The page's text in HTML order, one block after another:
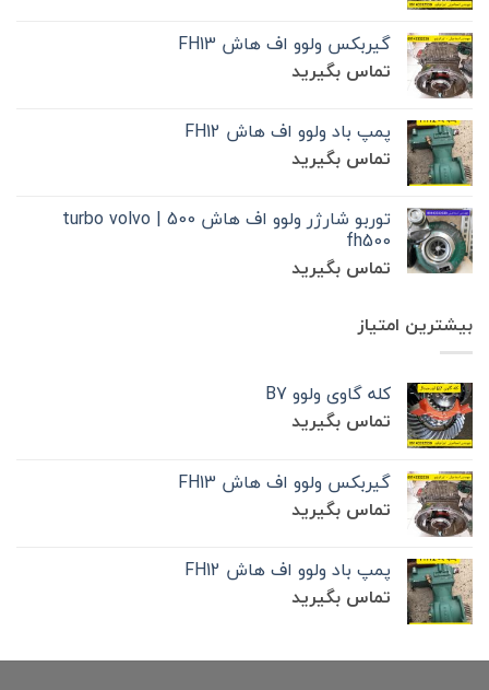
گیربکس ولوو اف هاش FH13
تماس بگیرید
پمپ باد ولوو اف هاش FH12
تماس بگیرید
توربو شارژر ولوو اف هاش 500 | turbo volvo
fh500
تماس بگیرید
بیشترین امتیاز
کله گاوی ولوو B7
تماس بگیرید
گیربکس ولوو اف هاش FH13
تماس بگیرید
پمپ باد ولوو اف هاش FH12
تماس بگیرید